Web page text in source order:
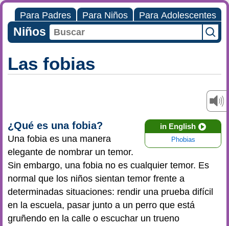
Para Padres Para Niños Para Adolescentes
Niños
Las fobias
in English
Phobias
¿Qué es una fobia?
Una fobia es una manera
elegante de nombrar un temor.
Sin embargo, una fobia no es cualquier temor. Es
normal que los niños sientan temor frente a
determinadas situaciones: rendir una prueba difícil
en la escuela, pasar junto a un perro que está
gruñendo en la calle o escuchar un trueno